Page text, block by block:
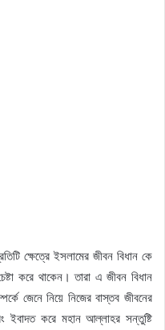
ক্ষেত্রে ইসলামের জীবন বিধান কে
করে থাকেন। তারা এ জীবন বিধান
জেনে নিয়ে নিজের বাস্তব জীবনের
ইবাদত করে মহান আল্লাহর সন্তুষ্টি